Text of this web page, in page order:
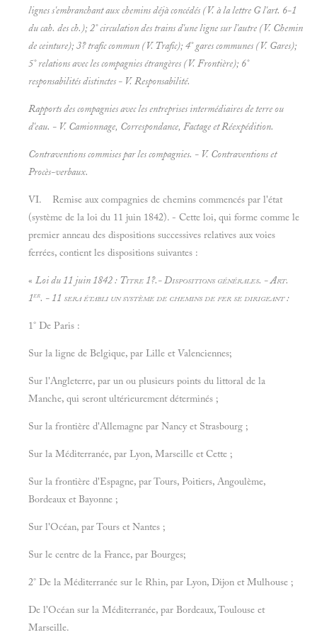
lignes s'embranchant aux chemins déjà concédés (V. à la lettre G l'art. 6-1
du cah. des ch.); 2° circulation des trains d'une ligne sur l'autre (V. Chemin
de ceinture); 3? trafic commun (V.Trafic); 4° gares communes (V. Gares);
5° relations avec les compagnies étrangères (V.Frontière); 6°
responsabilités distinctes - V.Responsabilité.
Rapports des compagnies avec les entreprises intermédiaires de terre ou
d'eau. - V. Camionnage, Correspondance, Factage etRéexpédition.
Contraventions commises par les compagnies. - V. Contraventions et
Procès-verbaux.
VI. Remise aux compagnies de chemins commencés par l'état
(système de la loi du 11 juin 1842). - Cette loi, qui forme comme le
premier anneau des dispositions successives relatives aux voies
ferrées, contient les dispositions suivantes :
« Loi du 11 juin 1842 : Titre 1?.-Dispositions générales. - Art.
1er. - 11 sera établi un système de chemins de fer se dirigeant :
1° De Paris :
Sur la ligne de Belgique, par Lille et Valenciennes;
Sur l'Angleterre, par un ou plusieurs points du littoral de la
Manche, qui seront ultérieurement déterminés ;
Sur la frontière d'Allemagne par Nancy et Strasbourg ;
Sur la Méditerranée, par Lyon, Marseille et Cette ;
Sur la frontière d'Espagne, par Tours, Poitiers, Angoulème,
Bordeaux et Bayonne ;
Sur l'Océan, par Tours et Nantes ;
Sur le centre de la France, par Bourges;
2° De la Méditerranée sur le Rhin, par Lyon, Dijon et Mulhouse ;
De l'Océan sur la Méditerranée, par Bordeaux, Toulouse et
Marseille.